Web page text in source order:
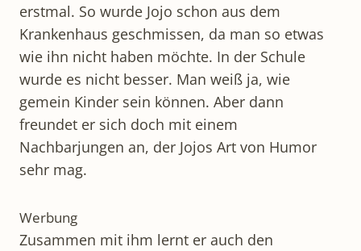
erstmal. So wurde Jojo schon aus dem
Krankenhaus geschmissen, da man so etwas
wie ihn nicht haben möchte. In der Schule
wurde es nicht besser. Man weiß ja, wie
gemein Kinder sein können. Aber dann
freundet er sich doch mit einem
Nachbarjungen an, der Jojos Art von Humor
sehr mag.
Werbung
Zusammen mit ihm lernt er auch den